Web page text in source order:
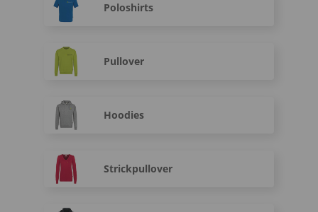
Poloshirts
Pullover
Hoodies
Strickpullover